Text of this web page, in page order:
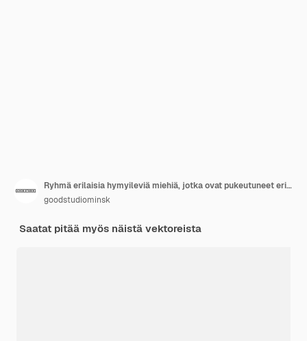
Ryhmä erilaisia hymyileviä miehiä, jotka ovat pukeutuneet eri maiden kansanpukuihin vektorilitteä kuva. Iloisia monikansallisia mieshenkilöitä seisomassa etnissä vaatteissa eristettynä valkoisella pohjalla.
goodstudiominsk
Saatat pitää myös näistä vektoreista